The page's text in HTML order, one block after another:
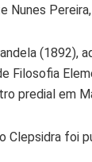
(1892),
Filosofia
predial em
Clepsidra foi